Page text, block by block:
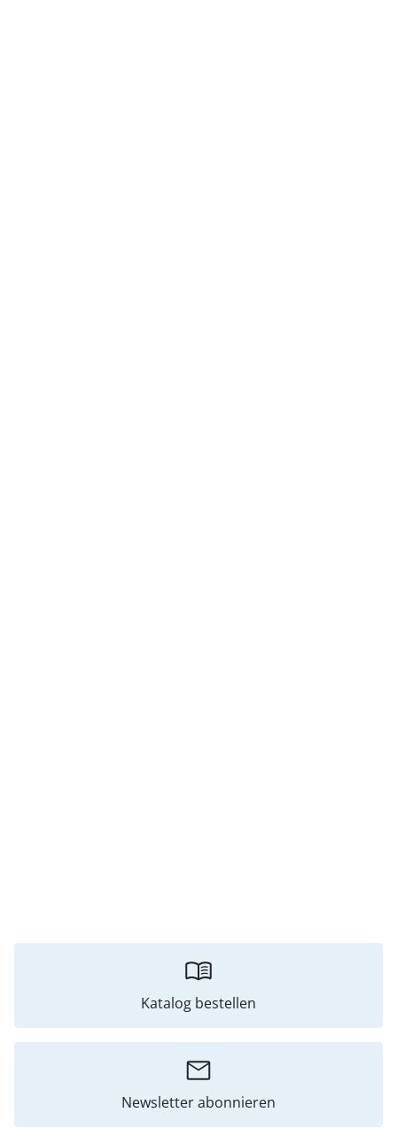
Katalog bestellen
Newsletter abonnieren